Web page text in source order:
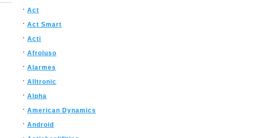
Act
Act Smart
Acti
Afroluso
Alarmes
Alltronic
Alpha
American Dynamics
Android